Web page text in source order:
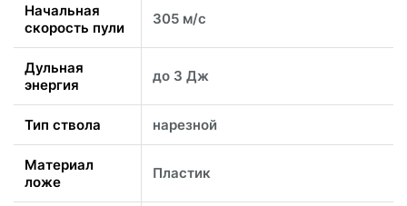
Начальная
скорость пули
305 м/с
Дульная
энергия
до 3 Дж
Тип ствола нарезной
Материал
ложе
Пластик